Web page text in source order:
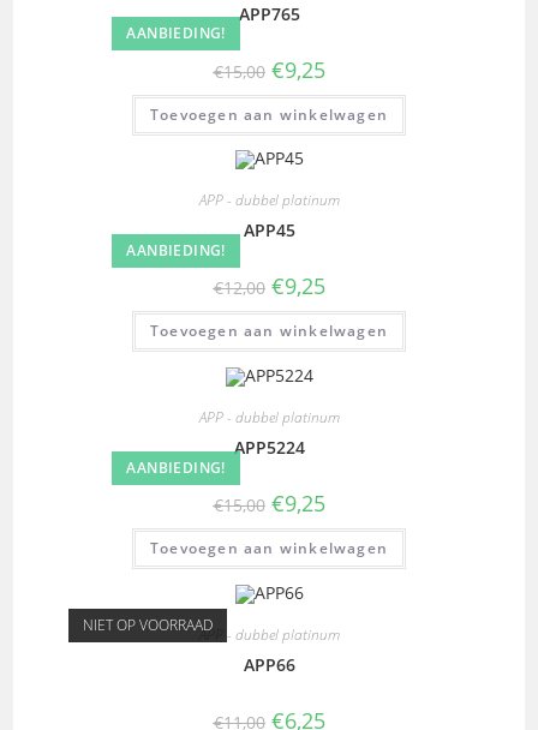
AANBIEDING!
APP765
€15,00 €9,25
Toevoegen aan winkelwagen
AANBIEDING!
APP - dubbel platinum
APP45
€12,00 €9,25
Toevoegen aan winkelwagen
AANBIEDING!
APP - dubbel platinum
APP5224
€15,00 €9,25
Toevoegen aan winkelwagen
NIET OP VOORRAADAPP - dubbel platinum
APP66
€11,00 €6,25